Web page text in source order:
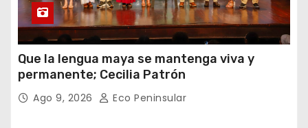
Que la lengua maya se mantenga viva y
permanente; Cecilia Patrón
Ago 9, 2026 Eco Peninsular